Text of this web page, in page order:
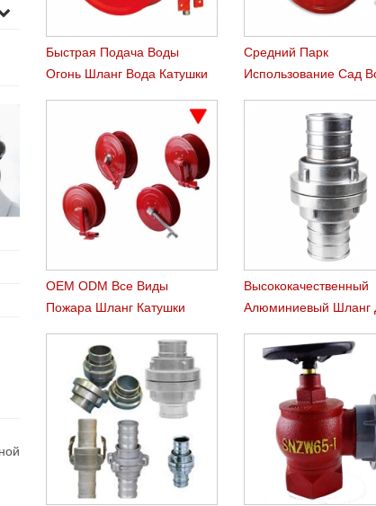
Быстрая Подача Воды
Огонь Шланг Вода Катушки
Средний Парк
Использование Сад
OEM ODM Все Виды
Пожара Шланг Катушки
Высококачественный
Алюминиевый Шланг